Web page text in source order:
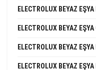
ELECTROLUX BEYAZ
ELECTROLUX BEYAZ
ELECTROLUX BEYAZ
ELECTROLUX BEYAZ